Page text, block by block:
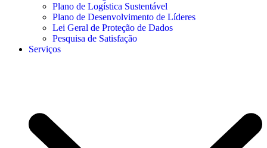
Plano de Logística Sustentável
Plano de Desenvolvimento de Líderes
Lei Geral de Proteção de Dados
Pesquisa de Satisfação
Serviços